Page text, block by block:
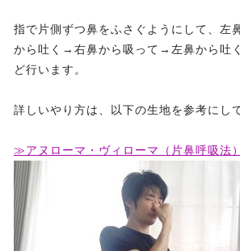
指で片側ずつ鼻をふさぐようにして、左
から吐く→右鼻から吸って→左鼻から吐
ど行います。
詳しいやり方は、以下の生地を参考にし
≫アヌローマ・ヴィローマ（片鼻呼吸法）